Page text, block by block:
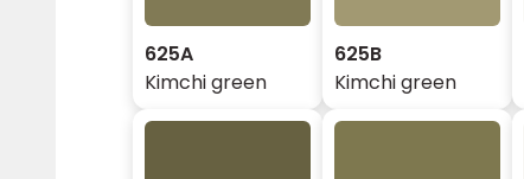
625A
Kimchi green
625B
Kimchi green